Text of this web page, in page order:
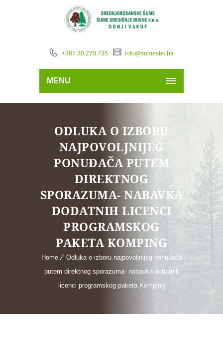
+387 30 270 735 info@sumesbk.ba
MENU
ODLUKA O IZBORU
NAJPOVOLJNIJEG
PONUĐAČA PUTEM
DIREKTNOG
SPORAZUMA- NABAVKA
DODATNIH LICENCI
PROGRAMSKOG
PAKETA KOMPING
Home
Odluka o izboru najpovoljnijeg ponuđača
putem direktnog sporazuma- nabavka dodatnih
licenci programskog paketa Komping